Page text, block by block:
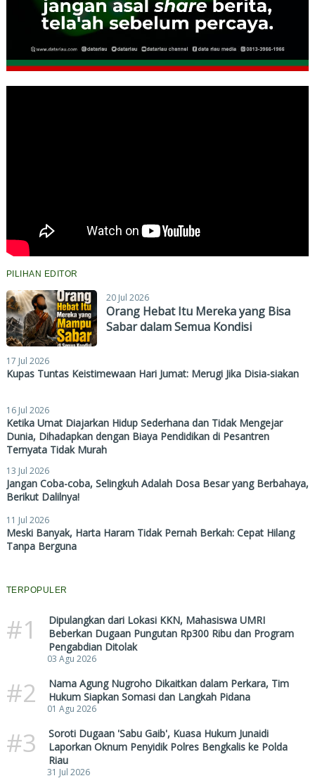
PILIHAN EDITOR
20 Jul 2026
Orang Hebat Itu Mereka yang Bisa
Sabar dalam Semua Kondisi
17 Jul 2026
Kupas Tuntas Keistimewaan Hari Jumat: Merugi Jika Disia-siakan
16 Jul 2026
Ketika Umat Diajarkan Hidup Sederhana dan Tidak Mengejar
Dunia, Dihadapkan dengan Biaya Pendidikan di Pesantren
Ternyata Tidak Murah
13 Jul 2026
Jangan Coba-coba, Selingkuh Adalah Dosa Besar yang Berbahaya,
Berikut Dalilnya!
11 Jul 2026
Meski Banyak, Harta Haram Tidak Pernah Berkah: Cepat Hilang
Tanpa Berguna
TERPOPULER
#1
Dipulangkan dari Lokasi KKN, Mahasiswa UMRI
Beberkan Dugaan Pungutan Rp300 Ribu dan Program
Pengabdian Ditolak
03 Agu 2026
#2
Nama Agung Nugroho Dikaitkan dalam Perkara, Tim
Hukum Siapkan Somasi dan Langkah Pidana
01 Agu 2026
#3
Soroti Dugaan 'Sabu Gaib', Kuasa Hukum Junaidi
Laporkan Oknum Penyidik Polres Bengkalis ke Polda
Riau
31 Jul 2026